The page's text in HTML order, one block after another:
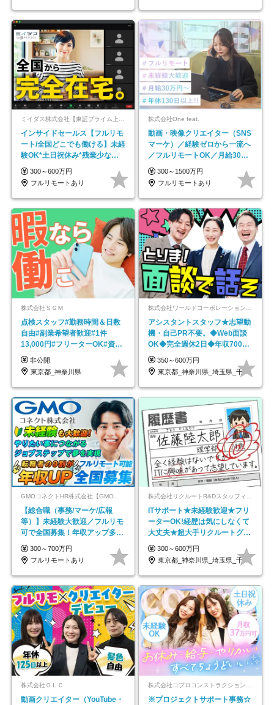
ミイダス株式会社【東証プライム上場パーソルグループ】
インサイドセールス【フルリモ
ート/全国どこでも働ける】未経
験OK*土日祝休み*残業少なめ*
在宅勤務手当あり
300～600万円
フルリモートあり
株式会社One feat.
動画・映像クリエイター（SNS
マーケ）／経験ゼロから一流へ
／フルリモートOK／月給30万
円～／年休130日以上
300～1500万円
フルリモートあり
株式会社ＳＧＭ
点検スタッフ#勤務時間＆日数
自由#副業希望者歓迎#1件
13,000円#フリーターOK#資格
スキル不要
非公開
東京都_神奈川県
アシスタントスタッフ★志望動
機・自己PR不要。◆Web面談
OK◆完全週休2日◆年収700万
円可/p13
350～600万円
東京都_神奈川県_埼玉県_千葉県_大阪府…
GMOコネクトHR株式会社【GMOインターネットグループ】
【総合職（事務/マーケ/広報
等）】未経験大歓迎／フルリモ
可で全国募集！年収アップ多数
★年休最大130日★
300～700万円
フルリモートあり
ITサポート★未経験歓迎★フリ
ーターOK!経歴は気にしなくて
大丈夫★超大手リクルートグル
ープの正社員/sg
300～600万円
東京都_神奈川県_埼玉県_千葉県_大阪府…
株式会社ＯＬＣ
動画クリエイター（YouTube・
※プロジェクトサポート事務☆